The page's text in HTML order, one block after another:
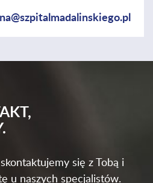
się z Tobą i
u naszych specjalistów.